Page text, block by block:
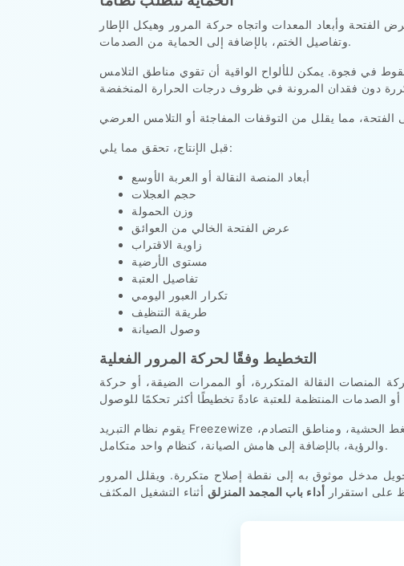
وأبعاد المعدات واتجاه حركة المرور وهيكل الإطار
وتفاصيل الختم، بالإضافة إلى الحماية من الصدمات.
في فجوة. يمكن للألواح الواقية أن تقوي مناطق التلامس
قبل الإنتاج، تحقق مما يلي:
أبعاد المنصة النقالة أو العربة الأوسع
حجم العجلات
وزن الحمولة
عرض الفتحة الخالي من العوائق
زاوية الاقتراب
مستوى الأرضية
تفاصيل العتبة
تكرار العبور اليومي
طريقة التنظيف
وصول الصيانة
التخطيط وفقًا لحركة المرور الفعلية
النقالة المتكررة، أو الممرات الضيقة، أو حركة
يقوم نظام التبريد Freezewize بتقييم كل مدخل بدءًا من مستوى الأرضية صعودًا. ويتم مراجعة حركة المعدات، ووصلات الألواح، ومحاذاة الإطار، وضغط الحشية، ومناطق التصادم،
والرؤية، بالإضافة إلى هامش الصيانة، كنظام واحد متكامل.
مدخل موثوق به إلى نقطة إصلاح متكررة. ويقلل المرور
على استقرار أداء باب المجمد المنزلق